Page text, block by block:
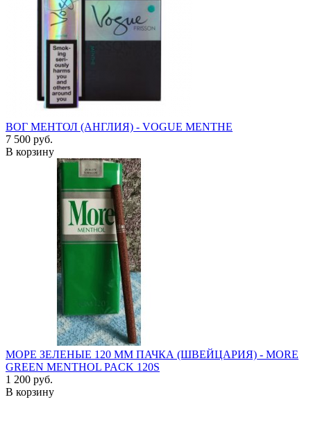
ВОГ МЕНТОЛ (АНГЛИЯ) - VOGUE MENTHE
7 500 руб.
В корзину
МОРЕ ЗЕЛЕНЫЕ 120 ММ ПАЧКА (ШВЕЙЦАРИЯ) - MORE
GREEN MENTHOL PACK 120S
1 200 руб.
В корзину